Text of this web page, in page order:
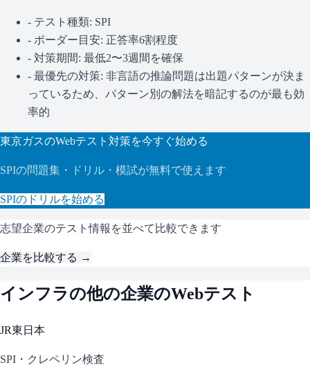
- テスト種類: SPI
- ボーダー目安: 正答率6割程度
- 対策期間: 最低2〜3週間を確保
- 最優先の対策: 非言語の推論問題は出題パターンが決ま
っているため、パターン別の解法を暗記するのが最も効
率的
東京ガスのWebテスト対策を今すぐ始める
SPIの問題集・ドリル・模試が無料で使えます
SPIのドリルを始める
志望企業のテスト情報を並べて比較できます
企業を比較する →
インフラの他の企業のWebテスト
JR東日本
SPI・クレペリン検査